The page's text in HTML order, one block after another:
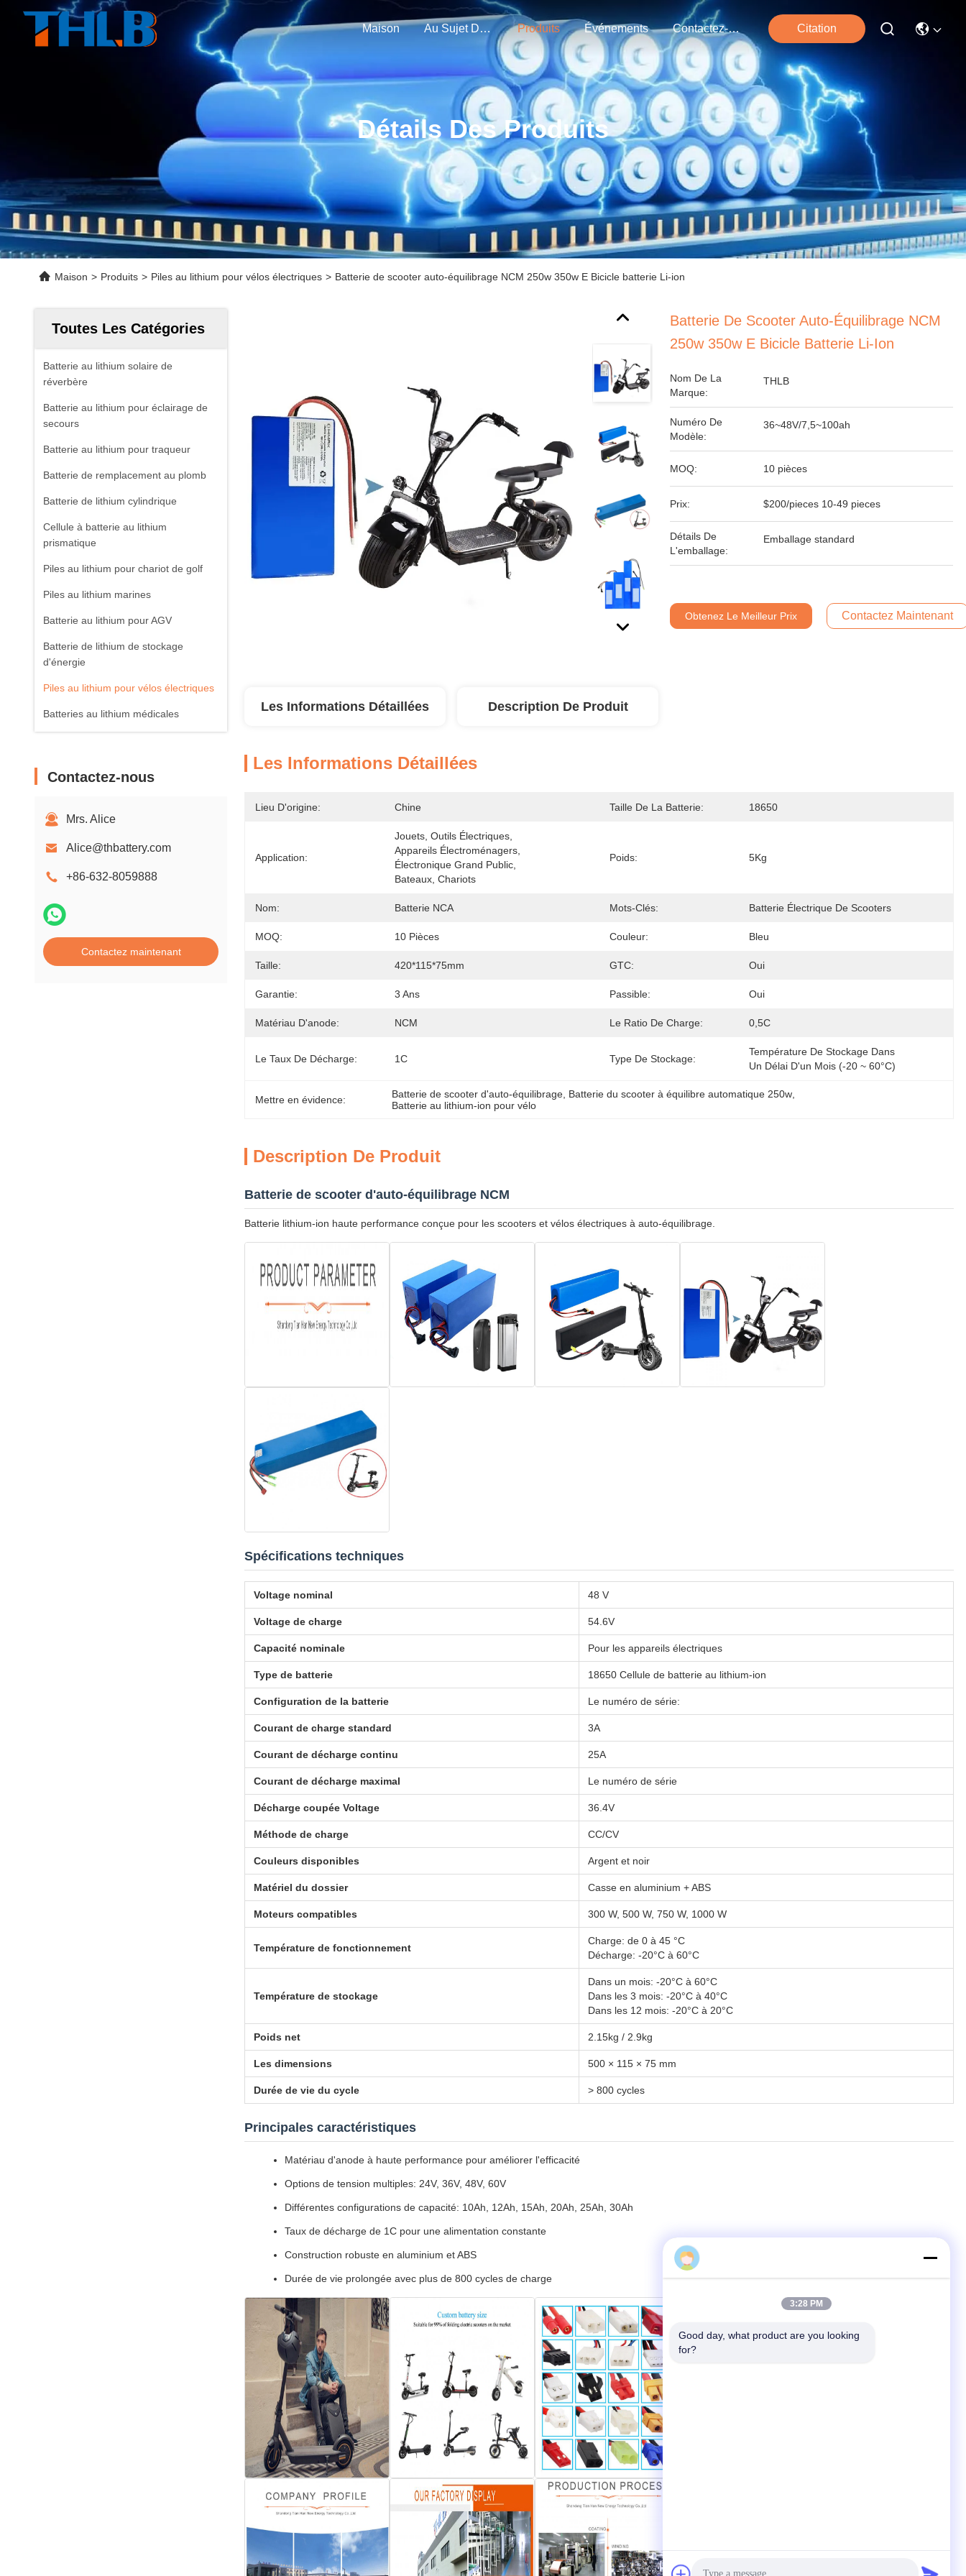
Maison Au Sujet De Nous Produits Événements Contactez-Nous Citation
Détails Des Produits
Maison > Produits > Piles au lithium pour vélos électriques > Batterie de scooter auto-équilibrage NCM 250w 350w E Bicicle batterie Li-ion
Toutes Les Catégories
Batterie au lithium solaire de
réverbère
Batterie au lithium pour éclairage de
secours
Batterie au lithium pour traqueur
Batterie de remplacement au plomb
Batterie de lithium cylindrique
Cellule à batterie au lithium
prismatique
Piles au lithium pour chariot de golf
Piles au lithium marines
Batterie au lithium pour AGV
Batterie de lithium de stockage
d'énergie
Piles au lithium pour vélos électriques
Batteries au lithium médicales
Contactez-nous
Mrs. Alice
Alice@thbattery.com
+86-632-8059888
Contactez maintenant
Batterie De Scooter Auto-Équilibrage NCM
250w 350w E Bicicle Batterie Li-Ion
Nom De La
Marque:
THLB
Numéro De
Modèle:
36~48V/7,5~100ah
MOQ: 10 pièces
Prix: $200/pieces 10-49 pieces
Détails De
L'emballage:
Emballage standard
Obtenez Le Meilleur Prix Contactez Maintenant
Les Informations Détaillées Description De Produit
Les Informations Détaillées
Lieu D'origine: Chine Taille De La Batterie: 18650
Application:
Jouets, Outils Électriques,
Appareils Électroménagers,
Électronique Grand Public,
Bateaux, Chariots
Poids: 5Kg
Nom: Batterie NCA Mots-Clés: Batterie Électrique De Scooters
MOQ: 10 Pièces Couleur: Bleu
Taille: 420*115*75mm GTC: Oui
Garantie: 3 Ans Passible: Oui
Matériau D'anode: NCM Le Ratio De Charge: 0,5C
Le Taux De Décharge: 1C Type De Stockage:
Température De Stockage Dans
Un Délai D'un Mois (-20 ~ 60°C)
Mettre en évidence: Batterie de scooter d'auto-équilibrage, Batterie du scooter à équilibre automatique 250w,
Batterie au lithium-ion pour vélo
Description De Produit
Batterie de scooter d'auto-équilibrage NCM
Batterie lithium-ion haute performance conçue pour les scooters et vélos électriques à auto-équilibrage.
Spécifications techniques
Voltage nominal 48 V
Voltage de charge 54.6V
Capacité nominale Pour les appareils électriques
Type de batterie 18650 Cellule de batterie au lithium-ion
Configuration de la batterie Le numéro de série:
Courant de charge standard 3A
Courant de décharge continu 25A
Courant de décharge maximal Le numéro de série
Décharge coupée Voltage 36.4V
Méthode de charge CC/CV
Couleurs disponibles Argent et noir
Matériel du dossier Casse en aluminium + ABS
Moteurs compatibles 300 W, 500 W, 750 W, 1000 W
Température de fonctionnement
Charge: de 0 à 45 °C
Décharge: -20°C à 60°C
Température de stockage
Dans un mois: -20°C à 60°C
Dans les 3 mois: -20°C à 40°C
Dans les 12 mois: -20°C à 20°C
Poids net 2.15kg / 2.9kg
Les dimensions 500 × 115 × 75 mm
Durée de vie du cycle > 800 cycles
Principales caractéristiques
Matériau d'anode à haute performance pour améliorer l'efficacité
Options de tension multiples: 24V, 36V, 48V, 60V
Différentes configurations de capacité: 10Ah, 12Ah, 15Ah, 20Ah, 25Ah, 30Ah
Taux de décharge de 1C pour une alimentation constante
Construction robuste en aluminium et ABS
Durée de vie prolongée avec plus de 800 cycles de charge
3:28 PM
Good day, what product are you looking
for?